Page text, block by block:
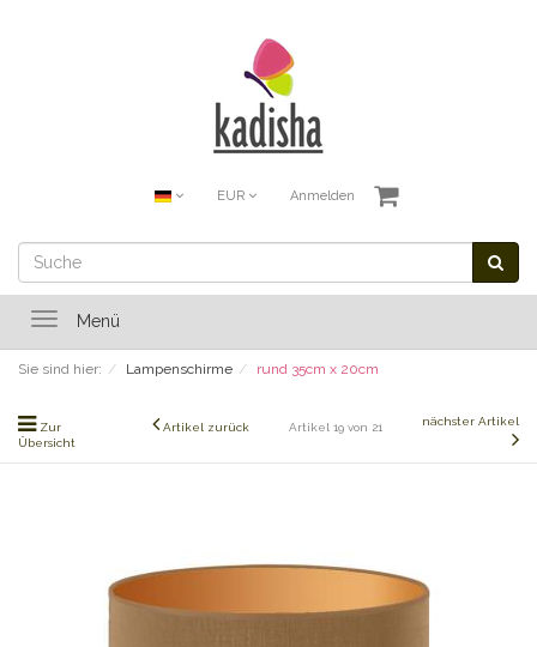
EUR Anmelden
ToggleMenü
Sie sind hier: Lampenschirme rund 35cm x 20cm
Zur
Übersicht
Artikel zurück Artikel 19 von 21 nächster Artikel